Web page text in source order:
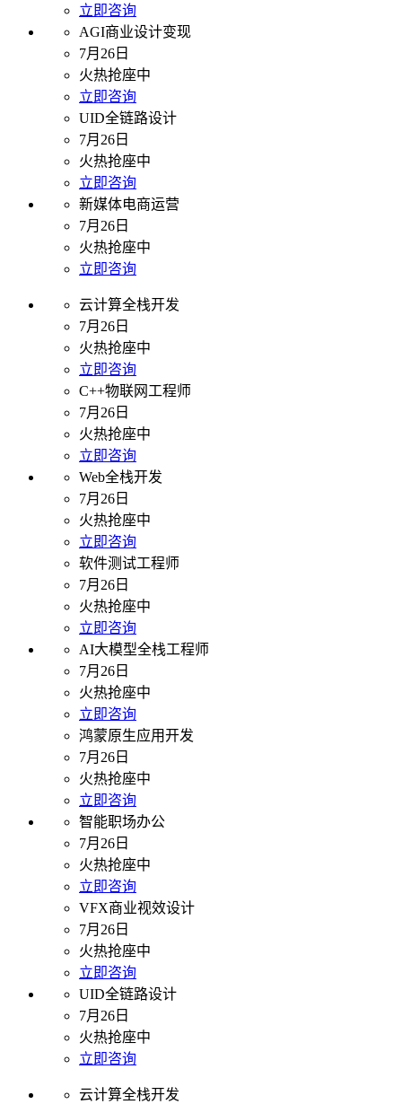
立即咨询
AGI商业设计变现
7月26日
火热抢座中
立即咨询
UID全链路设计
7月26日
火热抢座中
立即咨询
新媒体电商运营
7月26日
火热抢座中
立即咨询
云计算全栈开发
7月26日
火热抢座中
立即咨询
C++物联网工程师
7月26日
火热抢座中
立即咨询
Web全栈开发
7月26日
火热抢座中
立即咨询
软件测试工程师
7月26日
火热抢座中
立即咨询
AI大模型全栈工程师
7月26日
火热抢座中
立即咨询
鸿蒙原生应用开发
7月26日
火热抢座中
立即咨询
智能职场办公
7月26日
火热抢座中
立即咨询
VFX商业视效设计
7月26日
火热抢座中
立即咨询
UID全链路设计
7月26日
火热抢座中
立即咨询
云计算全栈开发